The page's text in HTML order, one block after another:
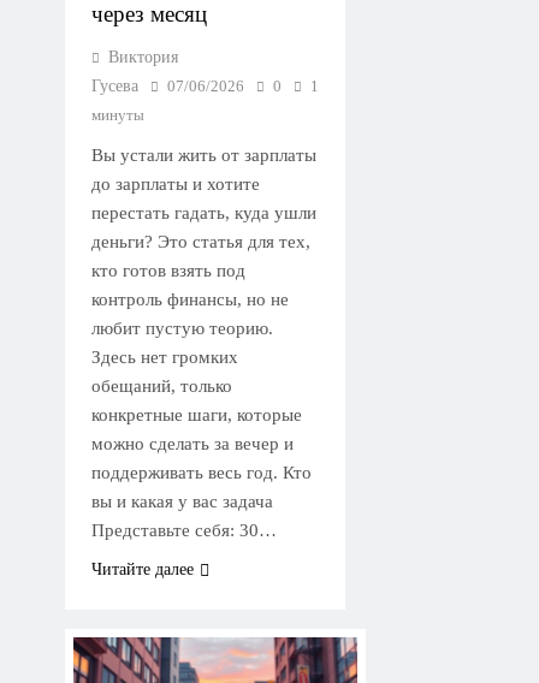
через месяц
Виктория
Гусева
07/06/2026 0
1
минуты
Вы устали жить от зарплаты
до зарплаты и хотите
перестать гадать, куда ушли
деньги? Это статья для тех,
кто готов взять под
контроль финансы, но не
любит пустую теорию.
Здесь нет громких
обещаний, только
конкретные шаги, которые
можно сделать за вечер и
поддерживать весь год. Кто
вы и какая у вас задача
Представьте себя: 30…
Читайте далее